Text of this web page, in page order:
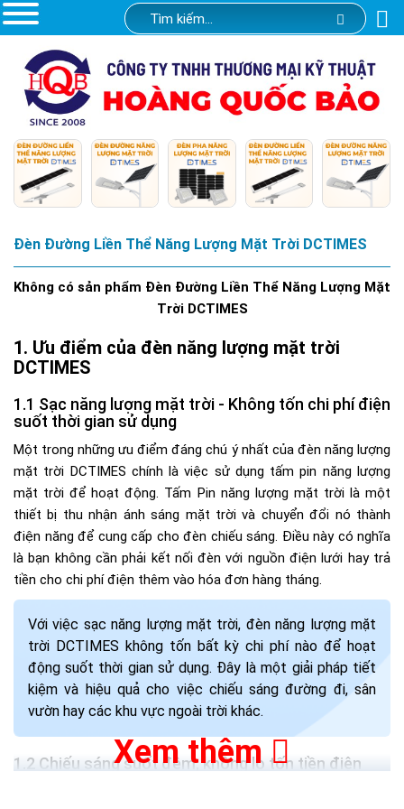
Đèn Đường Liền Thể Năng Lượng Mặt Trời DCTIMES
Không có sản phẩm Đèn Đường Liền Thể Năng Lượng Mặt
Trời DCTIMES
Ưu điểm của đèn năng lượng mặt trời
DCTIMES
Sạc năng lượng mặt trời - Không tốn chi phí điện
suốt thời gian sử dụng
Một trong những ưu điểm đáng chú ý nhất của đèn năng lượng
mặt trời DCTIMES chính là việc sử dụng tấm pin năng lượng
mặt trời để hoạt động. Tấm Pin năng lượng mặt trời là một
thiết bị thu nhận ánh sáng mặt trời và chuyển đổi nó thành
điện năng để cung cấp cho đèn chiếu sáng. Điều này có nghĩa
là bạn không cần phải kết nối đèn với nguồn điện lưới hay trả
tiền cho chi phí điện thêm vào hóa đơn hàng tháng.
Với việc sạc năng lượng mặt trời, đèn năng lượng mặt
trời DCTIMES không tốn bất kỳ chi phí nào để hoạt
động suốt thời gian sử dụng. Đây là một giải pháp tiết
kiệm và hiệu quả cho việc chiếu sáng đường đi, sân
vườn hay các khu vực ngoài trời khác.
Chiếu sáng suốt đêm, không lo tốn tiền điện
Xem thêm